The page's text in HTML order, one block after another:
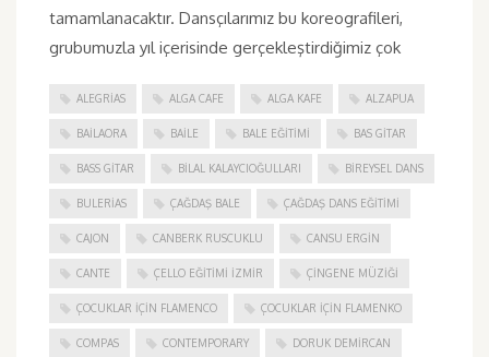
tamamlanacaktır. Dansçılarımız bu koreografileri,
grubumuzla yıl içerisinde gerçekleştirdiğimiz çok
ALEGRIAS ALGA CAFE ALGA KAFE ALZAPUA
BAILAORA BAILE BALE EĞITIMI BAS GITAR
BASS GITAR BILAL KALAYCIOĞULLARI BIREYSEL DANS
BULERIAS ÇAĞDAŞ BALE ÇAĞDAŞ DANS EĞITIMI
CAJON CANBERK RUSCUKLU CANSU ERGIN
CANTE ÇELLO EĞITIMI İZMIR ÇINGENE MÜZIĞI
ÇOCUKLAR IÇIN FLAMENCO ÇOCUKLAR IÇIN FLAMENKO
COMPAS CONTEMPORARY DORUK DEMIRCAN